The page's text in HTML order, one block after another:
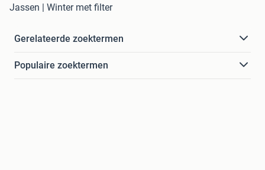
Jassen | Winter met filter
Gerelateerde zoektermen
Populaire zoektermen